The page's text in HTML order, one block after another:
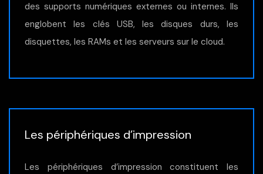
des supports numériques externes ou internes. Ils
englobent les clés USB, les disques durs, les
disquettes, les RAMs et les serveurs sur le cloud.
Les périphériques d’impression
Les périphériques d’impression constituent les